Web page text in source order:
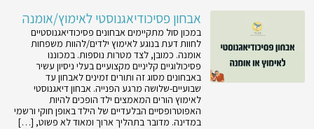
אבחון פסיכודיאגנוסטי לאימוץ/אומנה
במכון סול מתקיימים אבחונים פסיכודיאגנוסטיים
לחוות דעת בנוגע לאימוץ ילדים/להוות משפחות
אומנה. כמובן, לצד מטרות נוספות. במכוננו
פסיכולוגיים קליניים מקצועיים בעלי ניסיון עשיר
באבחונים מסוג זה ותורים זמינים לאבחון עד
שבועיים-שלושה מרגע הפנייה. אבחון דיאגנוסטי
לאימוץ הורים המאמצים ילד הופכים להיות
האפוטרופסיים הבלעדיים של הילד באופן חוקי ורשמי
במדינה. מדובר בתהליך ארוך ומאוד לא פשוט, […]